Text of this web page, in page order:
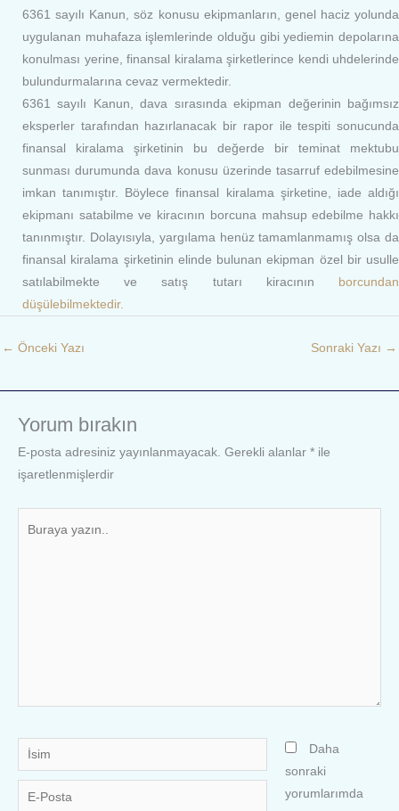
6361 sayılı Kanun, söz konusu ekipmanların, genel haciz yolunda
uygulanan muhafaza işlemlerinde olduğu gibi yediemin depolarına
konulması yerine, finansal kiralama şirketlerince kendi uhdelerinde
bulundurmalarına cevaz vermektedir.
6361 sayılı Kanun, dava sırasında ekipman değerinin bağımsız
eksperler tarafından hazırlanacak bir rapor ile tespiti sonucunda
finansal kiralama şirketinin bu değerde bir teminat mektubu
sunması durumunda dava konusu üzerinde tasarruf edebilmesine
imkan tanımıştır. Böylece finansal kiralama şirketine, iade aldığı
ekipmanı satabilme ve kiracının borcuna mahsup edebilme hakkı
tanınmıştır. Dolayısıyla, yargılama henüz tamamlanmamış olsa da
finansal kiralama şirketinin elinde bulunan ekipman özel bir usulle
satılabilmekte ve satış tutarı kiracının borcundan
düşülebilmektedir.
← Önceki Yazı Sonraki Yazı →
Yorum bırakın
E-posta adresiniz yayınlanmayacak. Gerekli alanlar * ile
işaretlenmişlerdir
İsim
E-
Daha
sonraki
yorumlarımda